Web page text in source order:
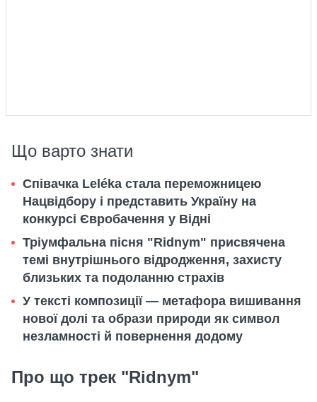
Що варто знати
Співачка Leléka стала переможницею
Нацвідбору і представить Україну на
конкурсі Євробачення у Відні
Тріумфальна пісня "Ridnym" присвячена
темі внутрішнього відродження, захисту
близьких та подоланню страхів
У тексті композиції — метафора вишивання
нової долі та образи природи як символ
незламності й повернення додому
Про що трек "Ridnym"